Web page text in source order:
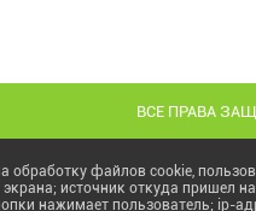
ВСЕ ПРАВА
обработку файлов cookie,
источник откуда пришел
нажимает пользователь; ip-